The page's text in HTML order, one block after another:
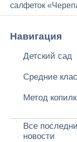
салфеток
Навигация
Детский сад
Средние
Метод
Все
новости